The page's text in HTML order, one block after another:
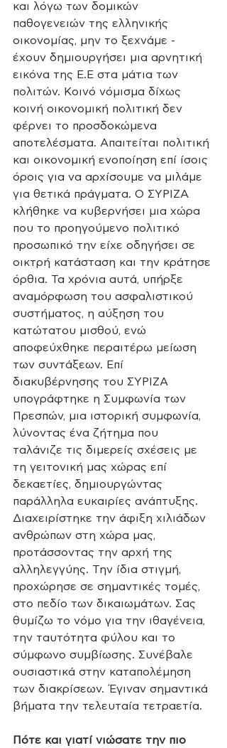
και λόγω των δομικών
παθογενειών της ελληνικής
οικονομίας, μην το ξεχνάμε -
έχουν δημιουργήσει μια αρνητική
εικόνα της Ε.Ε στα μάτια των
πολιτών. Κοινό νόμισμα δίχως
κοινή οικονομική πολιτική δεν
φέρνει το προσδοκώμενα
αποτελέσματα. Απαιτείται πολιτική
και οικονομική ενοποίηση επί ίσοις
όροις για να αρχίσουμε να μιλάμε
για θετικά πράγματα. Ο ΣΥΡΙΖΑ
κλήθηκε να κυβερνήσει μια χώρα
που το προηγούμενο πολιτικό
προσωπικό την είχε οδηγήσει σε
οικτρή κατάσταση και την κράτησε
όρθια. Τα χρόνια αυτά, υπήρξε
αναμόρφωση του ασφαλιστικού
συστήματος, η αύξηση του
κατώτατου μισθού, ενώ
αποφεύχθηκε περαιτέρω μείωση
των συντάξεων. Επί
διακυβέρνησης του ΣΥΡΙΖΑ
υπογράφτηκε η Συμφωνία των
Πρεσπών, μια ιστορική συμφωνία,
λύνοντας ένα ζήτημα που
ταλάνιζε τις διμερείς σχέσεις με
τη γειτονική μας χώρας επί
δεκαετίες, δημιουργώντας
παράλληλα ευκαιρίες ανάπτυξης.
Διαχειρίστηκε την άφιξη χιλιάδων
ανθρώπων στη χώρα μας,
προτάσσοντας την αρχή της
αλληλεγγύης. Την ίδια στιγμή,
προχώρησε σε σημαντικές τομές,
στο πεδίο των δικαιωμάτων. Σας
θυμίζω το νόμο για την ιθαγένεια,
την ταυτότητα φύλου και το
σύμφωνο συμβίωσης. Συνέβαλε
ουσιαστικά στην καταπολέμηση
των διακρίσεων. Έγιναν σημαντικά
βήματα την τελευταία τετραετία.
Πότε και γιατί νιώσατε την πιο